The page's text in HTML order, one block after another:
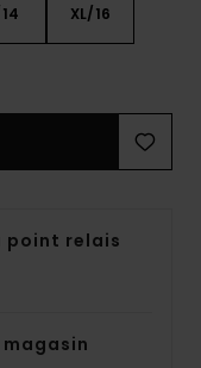
XL/16
point relais